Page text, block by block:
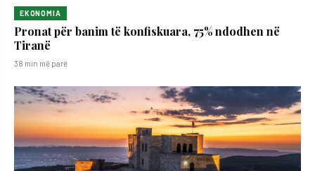
EKONOMIA
Pronat për banim të konfiskuara, 75% ndodhen në
Tiranë
38 min më parë